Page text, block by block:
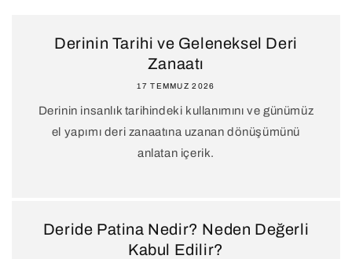
Derinin Tarihi ve Geleneksel Deri
Zanaatı
17 TEMMUZ 2026
Derinin insanlık tarihindeki kullanımını ve günümüz
el yapımı deri zanaatına uzanan dönüşümünü
anlatan içerik.
Deride Patina Nedir? Neden Değerli
Kabul Edilir?